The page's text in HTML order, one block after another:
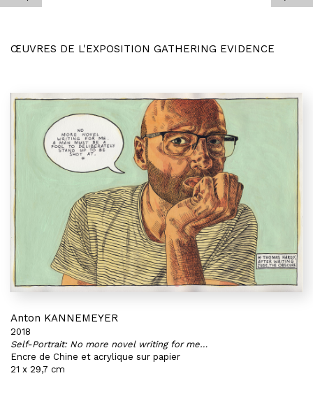
ŒUVRES DE L'EXPOSITION GATHERING EVIDENCE
Anton KANNEMEYER
2018
Self-Portrait: No more novel writing for me…
Encre de Chine et acrylique sur papier
21 x 29,7 cm